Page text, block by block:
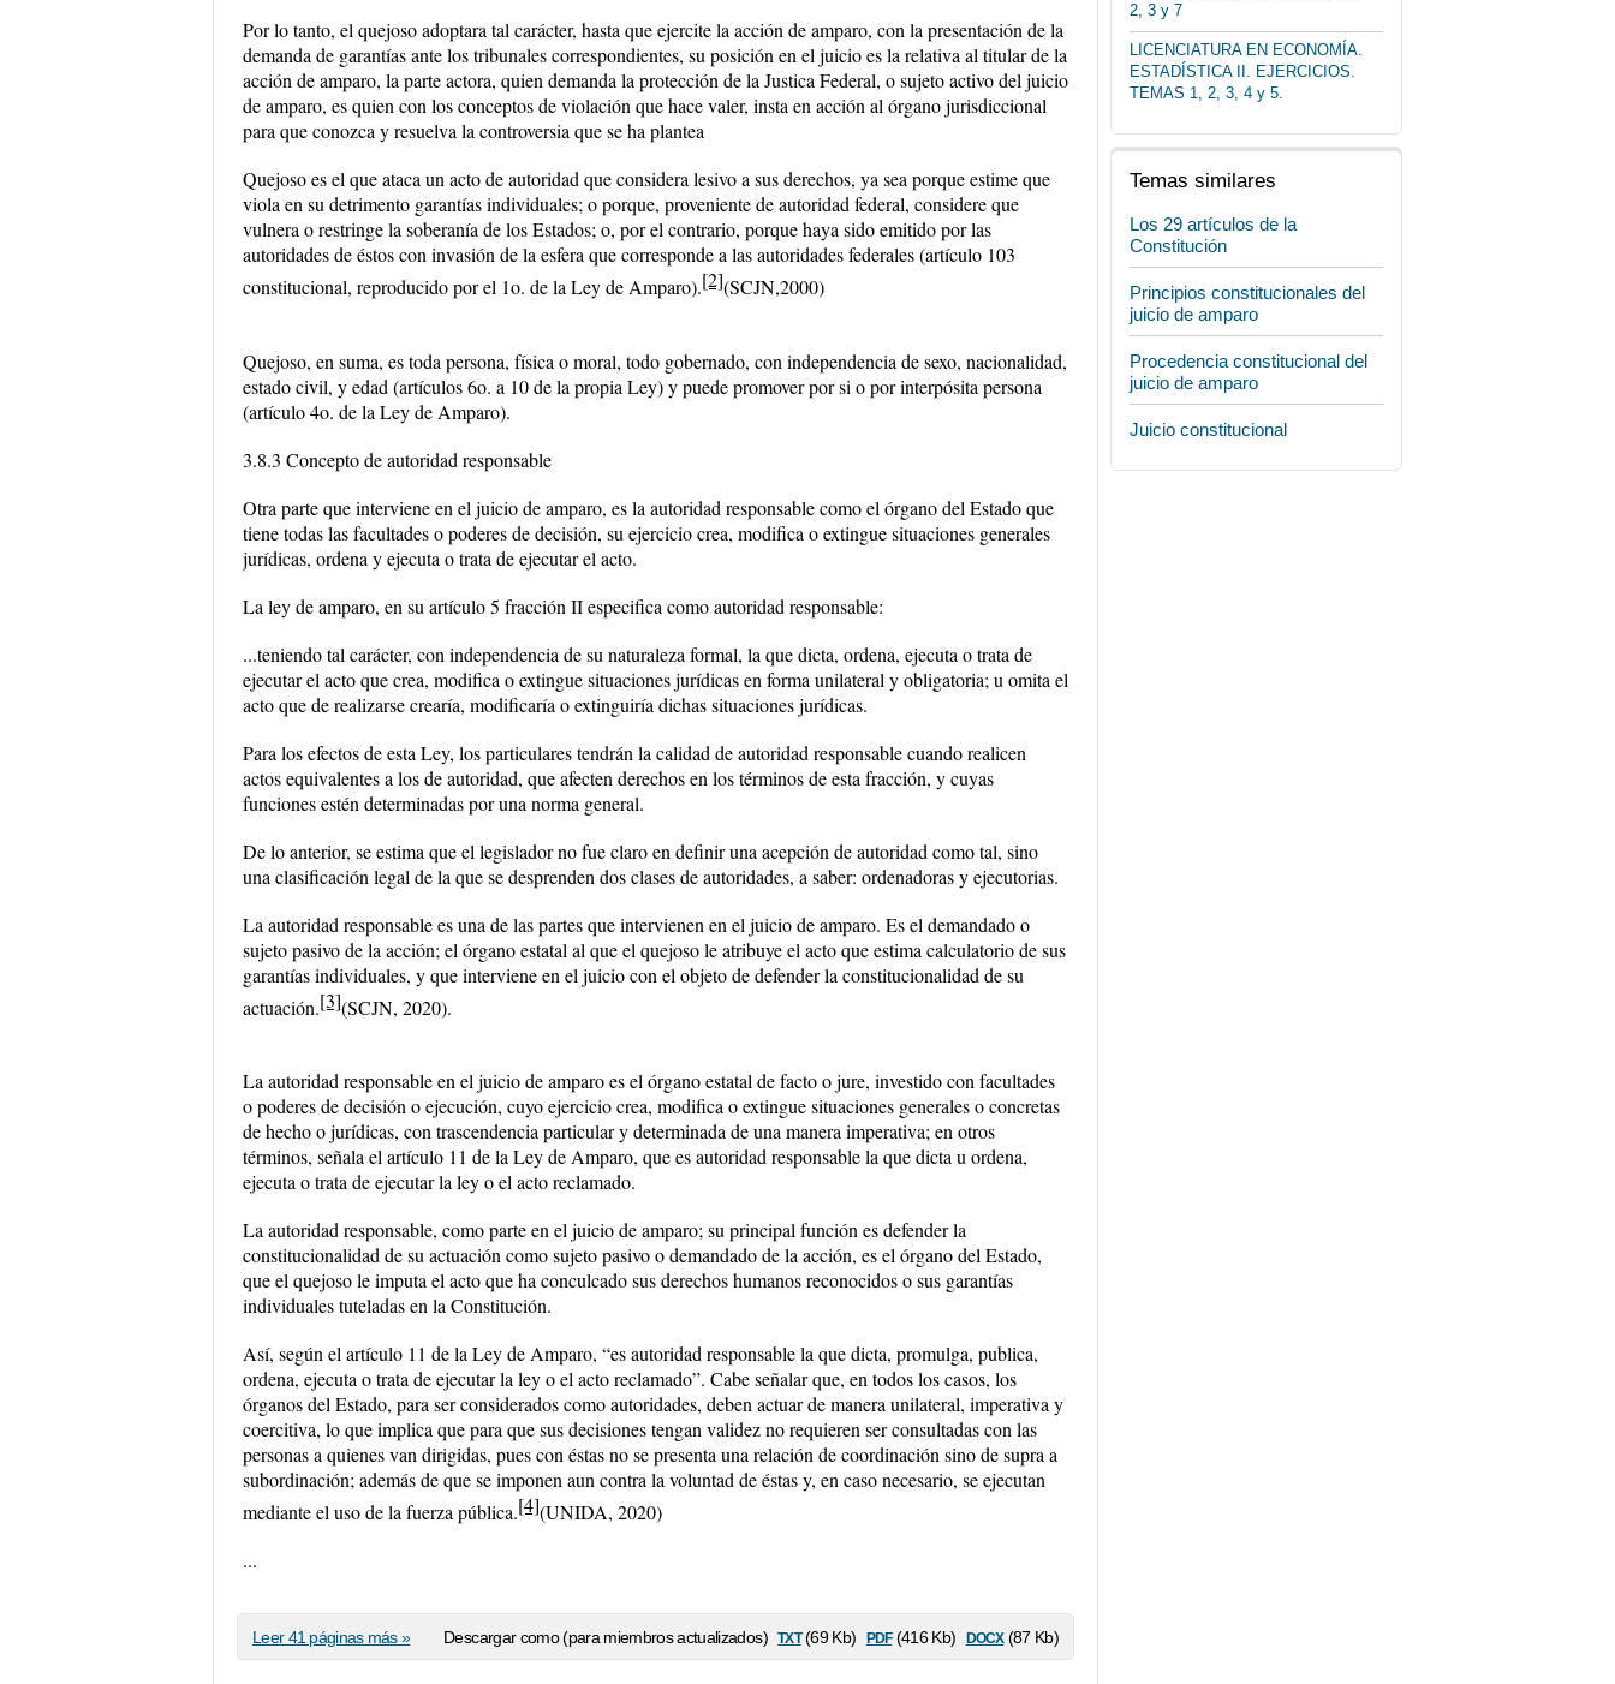
Por lo tanto, el quejoso adoptara tal carácter, hasta que ejercite la acción de amparo, con la presentación de la
demanda de garantías ante los tribunales correspondientes, su posición en el juicio es la relativa al titular de la
acción de amparo, la parte actora, quien demanda la protección de la Justica Federal, o sujeto activo del juicio
de amparo, es quien con los conceptos de violación que hace valer, insta en acción al órgano jurisdiccional
para que conozca y resuelva la controversia que se ha plantea
Quejoso es el que ataca un acto de autoridad que considera lesivo a sus derechos, ya sea porque estime que
viola en su detrimento garantías individuales; o porque, proveniente de autoridad federal, considere que
vulnera o restringe la soberanía de los Estados; o, por el contrario, porque haya sido emitido por las
autoridades de éstos con invasión de la esfera que corresponde a las autoridades federales (artículo 103
constitucional, reproducido por el 1o. de la Ley de Amparo).[2](SCJN,2000)
Quejoso, en suma, es toda persona, física o moral, todo gobernado, con independencia de sexo, nacionalidad,
estado civil, y edad (artículos 6o. a 10 de la propia Ley) y puede promover por si o por interpósita persona
(artículo 4o. de la Ley de Amparo).
3.8.3 Concepto de autoridad responsable
Otra parte que interviene en el juicio de amparo, es la autoridad responsable como el órgano del Estado que
tiene todas las facultades o poderes de decisión, su ejercicio crea, modifica o extingue situaciones generales
jurídicas, ordena y ejecuta o trata de ejecutar el acto.
La ley de amparo, en su artículo 5 fracción II especifica como autoridad responsable:
...teniendo tal carácter, con independencia de su naturaleza formal, la que dicta, ordena, ejecuta o trata de
ejecutar el acto que crea, modifica o extingue situaciones jurídicas en forma unilateral y obligatoria; u omita el
acto que de realizarse crearía, modificaría o extinguiría dichas situaciones jurídicas.
Para los efectos de esta Ley, los particulares tendrán la calidad de autoridad responsable cuando realicen
actos equivalentes a los de autoridad, que afecten derechos en los términos de esta fracción, y cuyas
funciones estén determinadas por una norma general.
De lo anterior, se estima que el legislador no fue claro en definir una acepción de autoridad como tal, sino
una clasificación legal de la que se desprenden dos clases de autoridades, a saber: ordenadoras y ejecutorias.
La autoridad responsable es una de las partes que intervienen en el juicio de amparo. Es el demandado o
sujeto pasivo de la acción; el órgano estatal al que el quejoso le atribuye el acto que estima calculatorio de sus
garantías individuales, y que interviene en el juicio con el objeto de defender la constitucionalidad de su
actuación.[3](SCJN, 2020).
La autoridad responsable en el juicio de amparo es el órgano estatal de facto o jure, investido con facultades
o poderes de decisión o ejecución, cuyo ejercicio crea, modifica o extingue situaciones generales o concretas
de hecho o jurídicas, con trascendencia particular y determinada de una manera imperativa; en otros
términos, señala el artículo 11 de la Ley de Amparo, que es autoridad responsable la que dicta u ordena,
ejecuta o trata de ejecutar la ley o el acto reclamado.
La autoridad responsable, como parte en el juicio de amparo; su principal función es defender la
constitucionalidad de su actuación como sujeto pasivo o demandado de la acción, es el órgano del Estado,
que el quejoso le imputa el acto que ha conculcado sus derechos humanos reconocidos o sus garantías
individuales tuteladas en la Constitución.
Así, según el artículo 11 de la Ley de Amparo, “es autoridad responsable la que dicta, promulga, publica,
ordena, ejecuta o trata de ejecutar la ley o el acto reclamado”. Cabe señalar que, en todos los casos, los
órganos del Estado, para ser considerados como autoridades, deben actuar de manera unilateral, imperativa y
coercitiva, lo que implica que para que sus decisiones tengan validez no requieren ser consultadas con las
personas a quienes van dirigidas, pues con éstas no se presenta una relación de coordinación sino de supra a
subordinación; además de que se imponen aun contra la voluntad de éstas y, en caso necesario, se ejecutan
mediante el uso de la fuerza pública.[4](UNIDA, 2020)
...
Descargar como (para miembros actualizados) txt(69 Kb) pdf(416 Kb) docx(87 Kb)
Leer 41 páginas más »
2, 3 y 7
LICENCIATURA EN ECONOMÍA.
ESTADÍSTICA II. EJERCICIOS.
TEMAS 1, 2, 3, 4 y 5.
Temas similares
Los 29 artículos de la
Constitución
Principios constitucionales del
juicio de amparo
Procedencia constitucional del
juicio de amparo
Juicio constitucional